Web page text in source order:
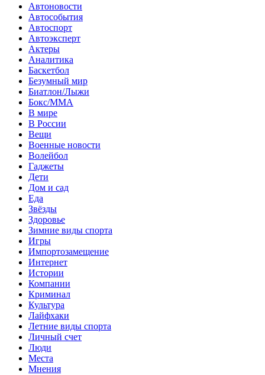
Автоновости
Автособытия
Автоспорт
Автоэксперт
Актеры
Аналитика
Баскетбол
Безумный мир
Биатлон/Лыжи
Бокс/MMA
В мире
В России
Вещи
Военные новости
Волейбол
Гаджеты
Дети
Дом и сад
Еда
Звёзды
Здоровье
Зимние виды спорта
Игры
Импортозамещение
Интернет
Истории
Компании
Криминал
Культура
Лайфхаки
Летние виды спорта
Личный счет
Люди
Места
Мнения